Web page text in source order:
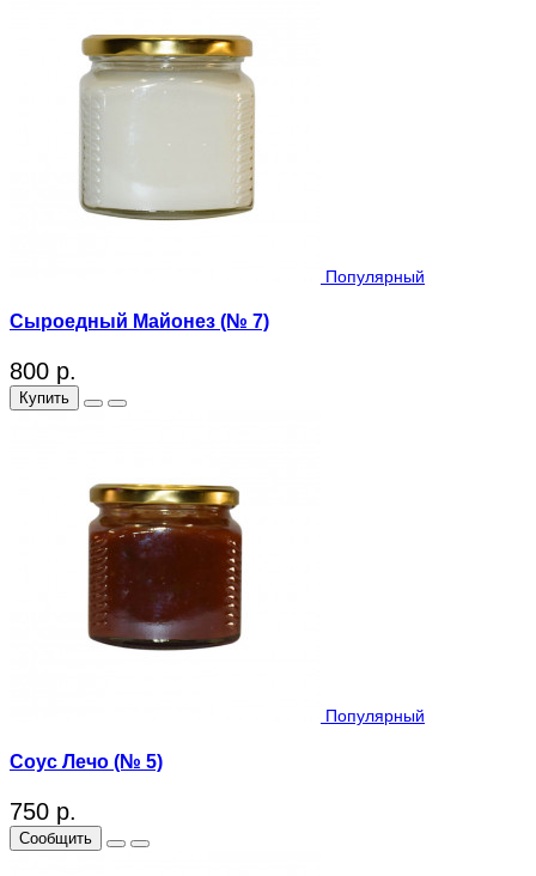
Популярный
Сыроедный Майонез (№ 7)
800 р.
Купить
Популярный
Соус Лечо (№ 5)
750 р.
Сообщить